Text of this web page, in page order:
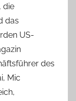
die
das
US-
des
Mic